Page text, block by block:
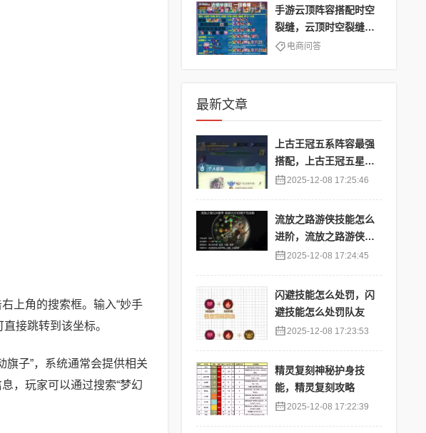
上角的搜索框。输入“妙手
接跳转到该坐标。
子”，系统通常会提供相关
，玩家可以通过搜索“梦幻
手游云顶阵容搭配时空
裂缝，云顶时空裂缝攻
略 电商问答
最新文章
上古王冠五系阵容最强
搭配，上古王冠五星排
行 2025-12-08 17:25:46
流放之路游侠技能怎么
进阶，流放之路游侠技
能怎么进阶的
2025-12-08 17:24:45
闪避技能怎么处罚，闪
避技能怎么处罚队友
2025-12-08 17:23:53
精灵复刻神秘护身技
能，精灵复刻攻略
2025-12-08 17:22:39